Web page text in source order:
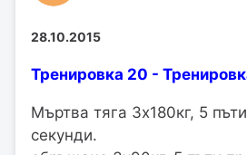
28.10.2015
Тренировка 20 -
Мъртва тяга 3х180кг, 5
секунди.